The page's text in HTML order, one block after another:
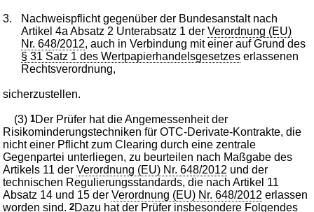
3.
Nachweispflicht gegenüber der Bundesanstalt nach
Artikel 4a Absatz 2 Unterabsatz 1 derVerordnung (EU)
Nr. 648/2012, auch in Verbindung mit einer auf Grund des
§ 31 Satz 1 des Wertpapierhandelsgesetzes erlassenen
Rechtsverordnung,
sicherzustellen.
(3)1Der Prüfer hat die Angemessenheit der
Risikominderungstechniken für OTC-Derivate-Kontrakte, die
nicht einer Pflicht zum Clearing durch eine zentrale
Gegenpartei unterliegen, zu beurteilen nach Maßgabe des
Artikels 11 derVerordnung (EU) Nr. 648/2012 und der
technischen Regulierungsstandards, die nach Artikel 11
Absatz 14 und 15 derVerordnung (EU) Nr. 648/2012 erlassen
worden sind.2Dazu hat der Prüfer insbesondere Folgendes